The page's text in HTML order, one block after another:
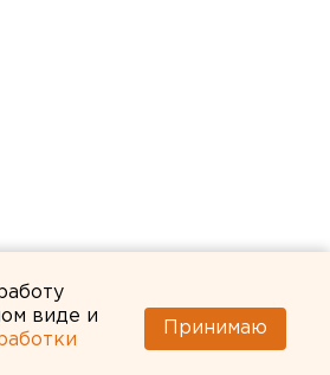
виде и
Принимаю